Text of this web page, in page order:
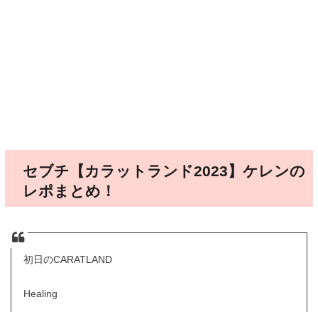
セブチ【カラットランド2023】ケレンの
レポまとめ！
初日のCARATLAND
Healing